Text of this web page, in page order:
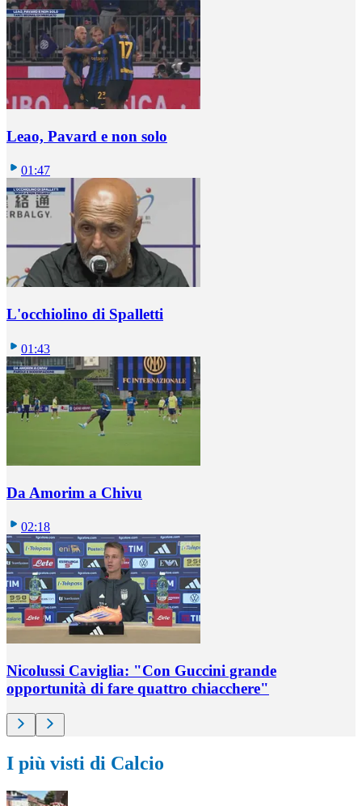
Leao, Pavard e non solo
01:47
L'occhiolino di Spalletti
01:43
Da Amorim a Chivu
02:18
Nicolussi Caviglia: "Con Guccini grande
opportunità di fare quattro chiacchere"
I più visti di Calcio